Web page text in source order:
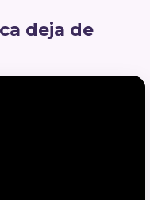
deja de